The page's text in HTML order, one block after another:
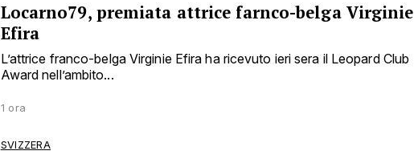
Locarno79, premiata attrice farnco-belga Virginie
Efira
L’attrice franco-belga Virginie Efira ha ricevuto ieri sera il Leopard Club
Award nell’ambito...
1 ora
SVIZZERA